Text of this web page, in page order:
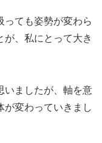
っても姿勢が変わら
が、私にとって大き
いましたが、軸を意
が変わっていきまし